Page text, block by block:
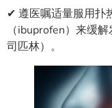
✔ 遵医嘱适量服用扑
（ibuprofen）来缓
司匹林）。